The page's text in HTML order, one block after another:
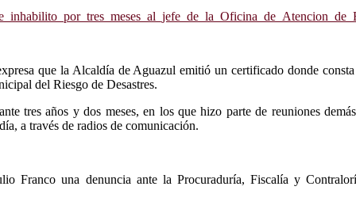
que la Alcaldía de Aguazul emitió un certificado donde
del Riesgo de Desastres.
tres años y dos meses, en los que hizo parte de reuniones
a través de radios de comunicación.
Franco una denuncia ante la Procuraduría, Fiscalía y